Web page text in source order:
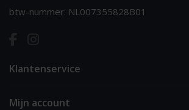
btw-nummer: NL007355828B01
Klantenservice
Mijn account